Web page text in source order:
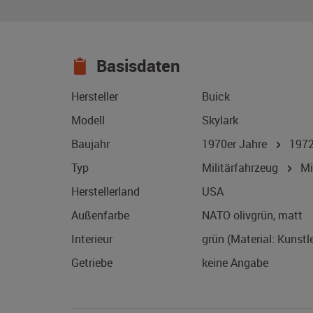
Basisdaten
Hersteller
Buick
Modell
Skylark
Baujahr
1970er Jahre
Typ
Militärfahrzeug
Herstellerland
USA
Außenfarbe
NATO olivgrün, matt
Interieur
grün (Material:
Getriebe
keine Angabe